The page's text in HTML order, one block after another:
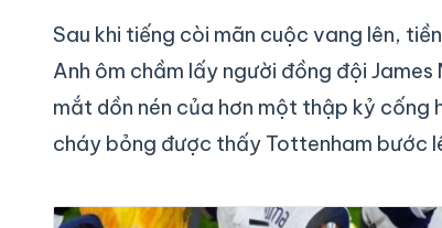
Sau khi tiếng còi mãn cuộc vang lên,
Anh ôm chầm lấy người đồng đội
mắt dồn nén của hơn một thập kỷ cống
cháy bỏng được thấy Tottenham bước